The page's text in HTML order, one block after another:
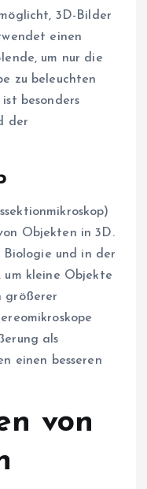
3D-Bilder
einen
um nur die
zu beleuchten
ist besonders
der
Objekten in 3D.
Biologie und in der
um kleine Objekte
größerer
als
einen besseren
von